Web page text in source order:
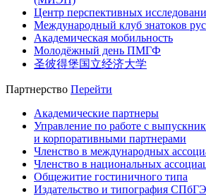
Центр перспективных
Международный клуб знатоков
Академическая мобильность
Молодёжный день ПМГФ
圣彼得堡国立经济大学
Партнерство Перейти
Академические партнеры
Управление по работе с
и корпоративными партнерами
Членство в международных
Членство в национальных
Общежитие гостиничного типа
Издательство и типография